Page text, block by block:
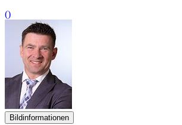
()
Bildinformationen